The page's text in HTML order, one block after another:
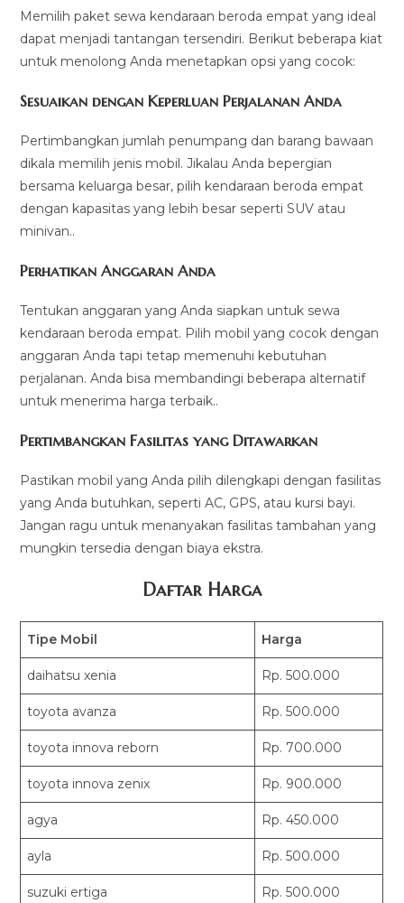
Memilih paket sewa kendaraan beroda empat yang ideal
dapat menjadi tantangan tersendiri. Berikut beberapa kiat
untuk menolong Anda menetapkan opsi yang cocok:
Sesuaikan dengan Keperluan Perjalanan Anda
Pertimbangkan jumlah penumpang dan barang bawaan
dikala memilih jenis mobil. Jikalau Anda bepergian
bersama keluarga besar, pilih kendaraan beroda empat
dengan kapasitas yang lebih besar seperti SUV atau
minivan..
Perhatikan Anggaran Anda
Tentukan anggaran yang Anda siapkan untuk sewa
kendaraan beroda empat. Pilih mobil yang cocok dengan
anggaran Anda tapi tetap memenuhi kebutuhan
perjalanan. Anda bisa membandingi beberapa alternatif
untuk menerima harga terbaik..
Pertimbangkan Fasilitas yang Ditawarkan
Pastikan mobil yang Anda pilih dilengkapi dengan fasilitas
yang Anda butuhkan, seperti AC, GPS, atau kursi bayi.
Jangan ragu untuk menanyakan fasilitas tambahan yang
mungkin tersedia dengan biaya ekstra.
Daftar Harga
Tipe Mobil Harga
daihatsu xenia Rp. 500.000
toyota avanza Rp. 500.000
toyota innova reborn Rp. 700.000
toyota innova zenix Rp. 900.000
agya Rp. 450.000
ayla Rp. 500.000
suzuki ertiga Rp. 500.000